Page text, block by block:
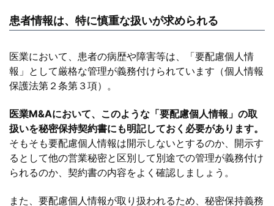
患者情報は、特に慎重な扱いが求められる
医業において、患者の病歴や障害等は、「要配慮個人情
報」として厳格な管理が義務付けられています（個人情報
保護法第２条第３項）。
医業M&Aにおいて、このような「要配慮個人情報」の取
扱いを秘密保持契約書にも明記しておく必要があります。
そもそも要配慮個人情報は開示しないとするのか、開示す
るとして他の営業秘密と区別して別途での管理が義務付け
られるのか、契約書の内容をよく確認しましょう。
また、要配慮個人情報が取り扱われるため、秘密保持義務